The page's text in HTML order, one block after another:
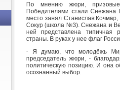
По мнению жюри, призовые
Победителями стали
место занял Станислав
Сокур (школа №3). Снежана и
ней представлена типичная
страны. В руках у нее флаг
- Я думаю, что молодёжь
председатель жюри, -
политическую позицию. И она
осознанный выбор.